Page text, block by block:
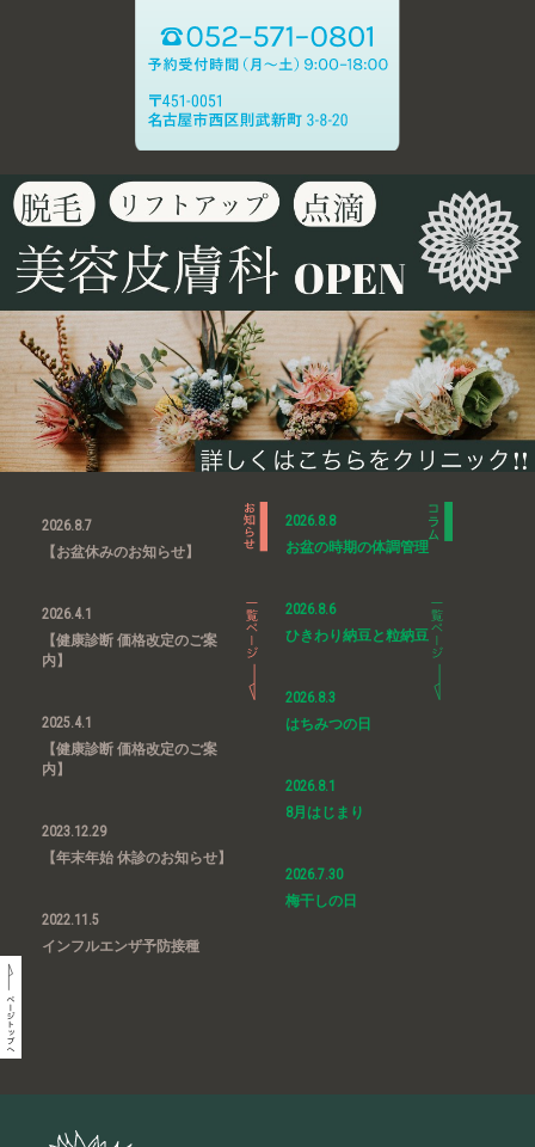
2026.8.7
【お盆休みのお知らせ】
2026.4.1
【健康診断 価格改定のご案
内】
2025.4.1
【健康診断 価格改定のご案
内】
2023.12.29
【年末年始 休診のお知らせ】
2022.11.5
インフルエンザ予防接種
2026.8.8
お盆の時期の体調管理
2026.8.6
ひきわり納豆と粒納豆
2026.8.3
はちみつの日
2026.8.1
8月はじまり
2026.7.30
梅干しの日